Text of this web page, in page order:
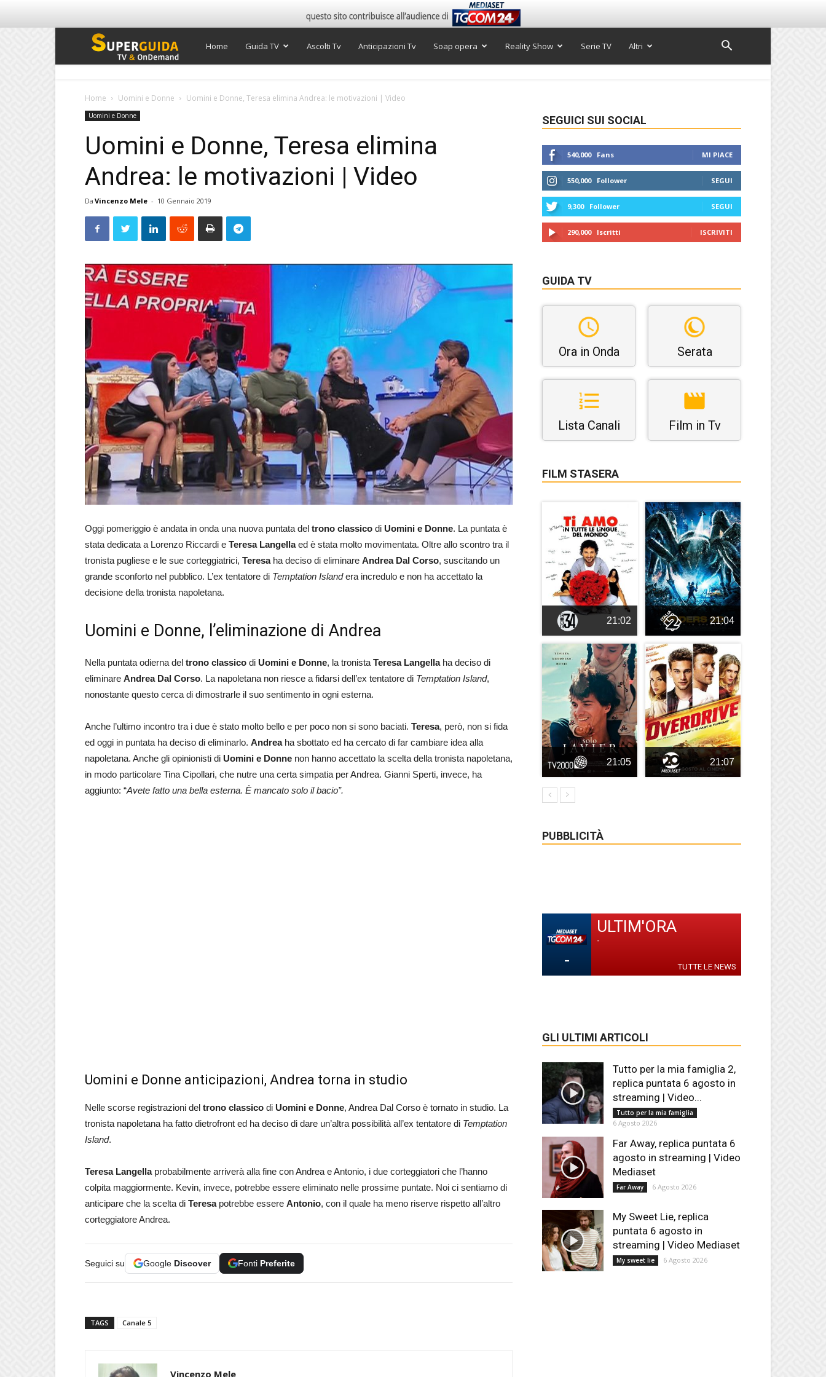
Super
Home Guida TV Ascolti Tv Anticipazioni Tv Soap opera Reality Show Serie TV Altri
Home Uomini e Donne Uomini e Donne, Teresa elimina Andrea: le motivazioni | Video
Uomini e Donne
Uomini e Donne, Teresa elimina
Andrea: le motivazioni | Video
Da Vincenzo Mele - 10 Gennaio 2019
Oggi pomeriggio è andata in onda una nuova puntata del trono classico di Uomini e Donne. La puntata è
stata dedicata a Lorenzo Riccardi e Teresa Langellaed è stata molto movimentata. Oltre allo scontro tra il
tronista pugliese e le sue corteggiatrici, Teresaha deciso di eliminare Andrea Dal Corso, suscitando un
grande sconforto nel pubblico. L’ex tentatore di Temptation Islandera incredulo e non ha accettato la
decisione della tronista napoletana.
Uomini e Donne, l’eliminazione di Andrea
Nella puntata odierna del trono classico di Uomini e Donne, la tronista Teresa Langellaha deciso di
eliminare Andrea Dal Corso. La napoletana non riesce a fidarsi dell’ex tentatore di Temptation Island,
nonostante questo cerca di dimostrarle il suo sentimento in ogni esterna.
Anche l’ultimo incontro tra i due è stato molto bello e per poco non si sono baciati. Teresa, però, non si fida
ed oggi in puntata ha deciso di eliminarlo. Andreaha sbottato ed ha cercato di far cambiare idea alla
napoletana. Anche gli opinionisti di Uomini e Donne non hanno accettato la scelta della tronista napoletana,
in modo particolare Tina Cipollari, che nutre una certa simpatia per Andrea. Gianni Sperti, invece, ha
aggiunto: “Avete fatto una bella esterna. È mancato solo il bacio”.
Uomini e Donne anticipazioni, Andrea torna in studio
Nelle scorse registrazioni del trono classico di Uomini e Donne, Andrea Dal Corso è tornato in studio. La
tronista napoletana ha fatto dietrofront ed ha deciso di dare un’altra possibilità all’ex tentatore di Temptation
Island.
Teresa Langellaprobabilmente arriverà alla fine con Andrea e Antonio, i due corteggiatori che l’hanno
colpita maggiormente. Kevin, invece, potrebbe essere eliminato nelle prossime puntate. Noi ci sentiamo di
anticipare che la scelta di Teresapotrebbe essere Antonio, con il quale ha meno riserve rispetto all’altro
corteggiatore Andrea.
Seguici su Google Discover Fonti Preferite
TAGS Canale 5
Vincenzo Mele
SEGUICI SUI SOCIAL
540,000 Fans MI PIACE
550,000 Follower SEGUI
9,300 Follower SEGUI
290,000 Iscritti ISCRIVITI
GUIDA TV
Ora in Onda Serata
Lista Canali Film in Tv
FILM STASERA
21:02 21:04
21:05 21:07
PUBBLICITÀ
-
ULTIM'ORA
-
TUTTE LE NEWS
GLI ULTIMI ARTICOLI
Tutto per la mia famiglia 2,
replica puntata 6 agosto in
streaming | Video...
Tutto per la mia famiglia
6 Agosto 2026
Far Away, replica puntata 6
agosto in streaming | Video
Mediaset
Far Away 6 Agosto 2026
My Sweet Lie, replica
puntata 6 agosto in
streaming | Video Mediaset
My sweet lie 6 Agosto 2026